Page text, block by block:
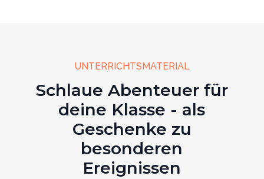
UNTERRICHTSMATERIAL
Schlaue Abenteuer für
deine Klasse - als
Geschenke zu
besonderen
Ereignissen